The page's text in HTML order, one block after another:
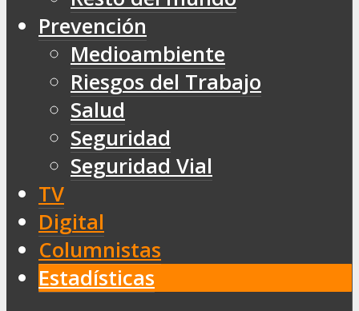
Prevención
Medioambiente
Riesgos del Trabajo
Salud
Seguridad
Seguridad Vial
TV
Digital
Columnistas
Estadísticas